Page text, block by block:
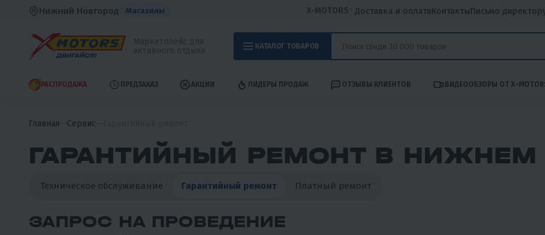
Нижний Новгород Магазины X-MOTORS Доставка и оплатаКонтактыПисьмо
КАТАЛОГ ТОВАРОВ
РАСПРОДАЖА ПРЕДЗАКАЗ АКЦИИ ЛИДЕРЫ ПРОДАЖ ОТЗЫВЫ КЛИЕНТОВ ВИДЕООБЗОРЫ ОТ X-
Главная Сервис
ГАРАНТИЙНЫЙ РЕМОНТ В НИЖНЕМ
Техническое обслуживание Гарантийный ремонт Платный ремонт
ЗАПРОС НА ПРОВЕДЕНИЕ